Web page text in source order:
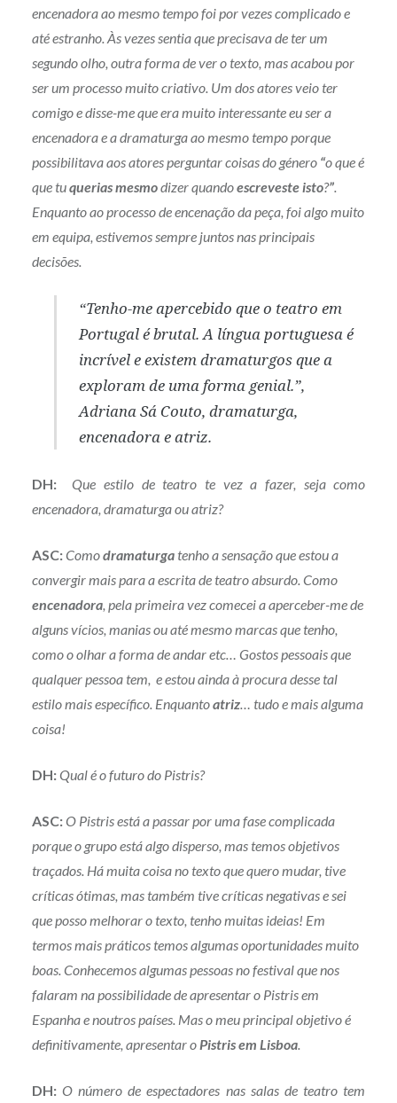
encenadora ao mesmo tempo foi por vezes complicado e
até estranho. Às vezes sentia que precisava de ter um
segundo olho, outra forma de ver o texto, mas acabou por
ser um processo muito criativo. Um dos atores veio ter
comigo e disse-me que era muito interessante eu ser a
encenadora e a dramaturga ao mesmo tempo porque
possibilitava aos atores perguntar coisas do género “o que é
que tuquerias mesmodizer quandoescreveste isto?”.
Enquanto ao processo de encenação da peça, foi algo muito
em equipa, estivemos sempre juntos nas principais
decisões.
“Tenho-me apercebido que o teatro em
Portugal é brutal. A língua portuguesa é
incrível e existem dramaturgos que a
exploram de uma forma genial.”,
Adriana Sá Couto, dramaturga,
encenadora e atriz.
DH:
Que estilo de teatro te vez a fazer, seja como
encenadora, dramaturga ou atriz?
ASC:Comodramaturgatenho a sensação que estou a
convergir mais para a escrita de teatro absurdo. Como
encenadora, pela primeira vez comecei a aperceber-me de
alguns vícios, manias ou até mesmo marcas que tenho,
como o olhar a forma de andar etc… Gostos pessoais que
qualquer pessoa tem, e estou ainda à procura desse tal
estilo mais específico. Enquantoatriz… tudo e mais alguma
coisa!
DH:Qual é o futuro do Pistris?
ASC:O Pistris está a passar por uma fase complicada
porque o grupo está algo disperso, mas temos objetivos
traçados. Há muita coisa no texto que quero mudar, tive
críticas ótimas, mas também tive críticas negativas e sei
que posso melhorar o texto, tenho muitas ideias! Em
termos mais práticos temos algumas oportunidades muito
boas. Conhecemos algumas pessoas no festival que nos
falaram na possibilidade de apresentar o Pistris em
Espanha e noutros países. Mas o meu principal objetivo é
definitivamente, apresentar oPistris em Lisboa.
DH: O número de espectadores nas salas de teatro tem